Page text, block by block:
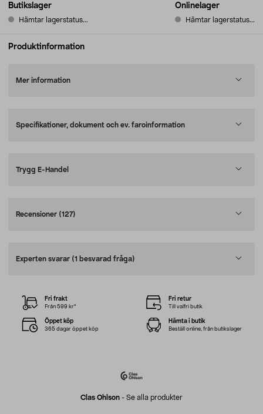
Butikslager
Hämtar lagerstatus...
Onlinelager
Hämtar lagerstatus...
Produktinformation
Mer information
Specifikationer, dokument och ev. faroinformation
Trygg E-Handel
Recensioner (127)
Experten svarar (1 besvarad fråga)
Clas Ohlson - Se alla produkter
Fri frakt
Från 599 kr*
Fri retur
Till valfri butik
Öppet köp
365 dagar öppet köp
Hämta i butik
Beställ online, från butikslager